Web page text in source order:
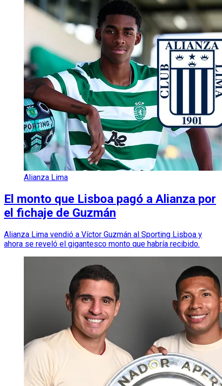
Alianza Lima
El monto que Lisboa pagó a Alianza por
el fichaje de Guzmán
Alianza Lima vendió a Víctor Guzmán al Sporting Lisboa y
ahora se reveló el gigantesco monto que habría recibido.